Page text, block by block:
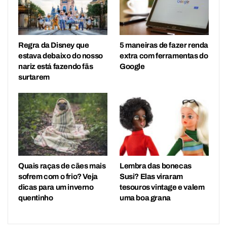
Regra da Disney que
estava debaixo do nosso
nariz está fazendo fãs
surtarem
5 maneiras de fazer renda
extra com ferramentas do
Google
Quais raças de cães mais
sofrem com o frio? Veja
dicas para um inverno
quentinho
Lembra das bonecas
Susi? Elas viraram
tesouros vintage e valem
uma boa grana